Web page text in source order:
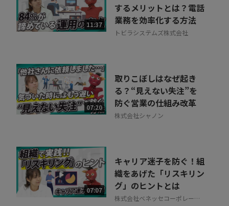
11:37
するメリットとは？電話
業務を効率化する方法
トビラシステムズ株式会社
07:20
取りこぼしはなぜ起き
る？“見えない失注”を
防ぐ営業の仕組み改革
株式会社シャノン
07:07
キャリア迷子を防ぐ！組
織をあげた「リスキリン
グ」のヒントとは
株式会社ベネッセコーポレーシ